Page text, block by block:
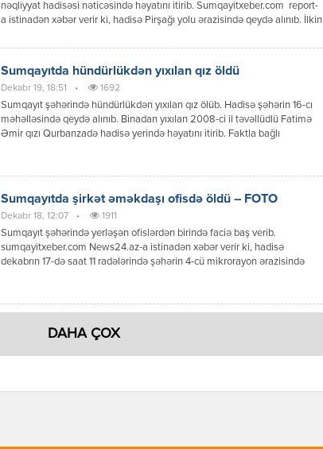
nəqliyyat hadisəsi nəticəsində həyatını itirib. Sumqayitxeber.com report-
a istinadən xəbər verir ki, hadisə Pirşağı yolu ərazisində qeydə alınıb. İlkin
digər nəqliyyat vasitəsilə toqquşub. Nəticədə hakim hadisə yerində ölüb.
övladıdır. O bu vəzifəyə 2022-ci […]
Sumqayıtda hündürlükdən yıxılan qız öldü
Dekabr 19, 18:51 • 1692
Sumqayıt şəhərində hündürlükdən yıxılan qız ölüb. Hadisə şəhərin 16-cı
məhəlləsində qeydə alınıb. Binadan yıxılan 2008-ci il təvəllüdlü Fatimə
Əmir qızı Qurbanzadə hadisə yerində həyatını itirib. Faktla bağlı
Sumqayıtda şirkət əməkdaşı ofisdə öldü – FOTO
Dekabr 18, 12:07 • 1911
Sumqayıt şəhərində yerləşən ofislərdən birində faciə baş verib.
sumqayitxeber.com News24.az-a istinadən xəbər verir ki, hadisə
dekabrın 17-də saat 11 radələrində şəhərin 4-cü mikrorayon ərazisində
Məmmədov iş yerində qəfil vəfat edib. Onun böyrək çatışmazlığından
DAHA ÇOX